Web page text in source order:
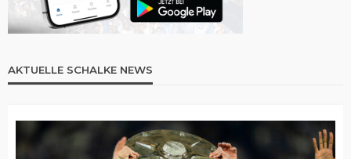
AKTUELLE SCHALKE NEWS